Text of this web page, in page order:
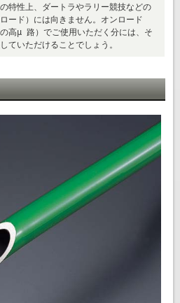
特性上、ダートラやラリー競技などの
ード）には向きません。オンロード
の高μ 路）でご使用いただく分には、そ
ていただけることでしょう。